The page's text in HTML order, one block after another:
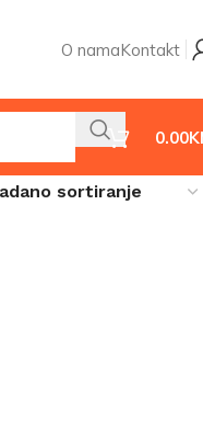
O namaKontakt
0.00